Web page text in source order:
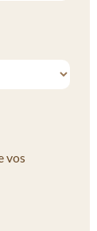
vos